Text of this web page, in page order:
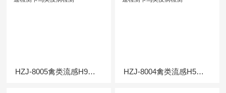
HZJ-8005禽类流感H9抗体快速检测卡鸟类疫病检测 HZJ-8004禽类流感H5抗体快速检测卡鸟类疫病检测